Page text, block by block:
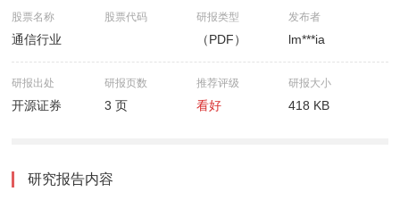
股票名称
通信行业
股票代码 研报类型
（PDF）
发布者
lm***ia
研报出处
开源证券
研报页数
3 页
推荐评级
看好
研报大小
418 KB
研究报告内容